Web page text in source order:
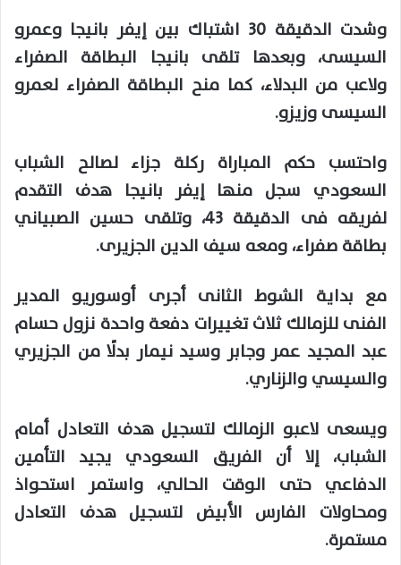
وشدت الدقيقة 30 اشتباك بين إيفر بانيجا وعمرو
السيسى، وبعدها تلقى بانيجا البطاقة الصفراء
ولاعب من البدلاء، كما منح البطاقة الصفراء لعمرو
السيسى وزيزو.
واحتسب حكم المباراة ركلة جزاء لصالح الشباب
السعودي سجل منها إيفر بانيجا هدف التقدم
لفريقه فى الدقيقة 43، وتلقى حسين الصبياني
بطاقة صفراء، ومعه سيف الدين الجزيرى.
مع بداية الشوط الثانى أجرى أوسوريو المدير
الفنى للزمالك ثلاث تغييرات دفعة واحدة نزول حسام
عبد المجيد عمر وجابر وسيد نيمار بدلًا من الجزيري
والسيسي والزناري.
ويسعى لاعبو الزمالك لتسجيل هدف التعادل أمام
الشباب، إلا أن الفريق السعودي يجيد التأمين
الدفاعي حتى الوقت الحالي، واستمر استحواذ
ومحاولات الفارس الأبيض لتسجيل هدف التعادل
مستمرة.